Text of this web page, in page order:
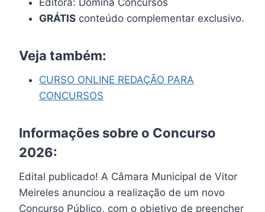
GRÁTIS conteúdo complementar exclusivo.
Veja também:
CURSO ONLINE REDAÇÃO PARA
CONCURSOS
Informações sobre o Concurso
2026:
Edital publicado! A Câmara Municipal de Vitor
Meireles anunciou a realização de um novo
Concurso Público, com o objetivo de preencher